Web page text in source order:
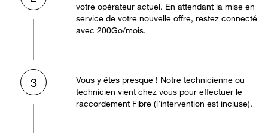
votre opérateur actuel. En attendant la mise en
service de votre nouvelle offre, restez connecté
avec 200Go/mois.
3
Vous y êtes presque ! Notre technicienne ou
technicien vient chez vous pour effectuer le
raccordement Fibre (l’intervention est incluse).